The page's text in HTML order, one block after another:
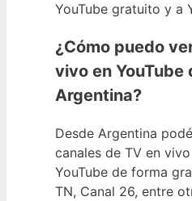
YouTube gratuito y a
¿Cómo puedo
vivo en YouTube
Argentina?
Desde Argentina
canales de TV en
YouTube de forma
TN, Canal 26, entre